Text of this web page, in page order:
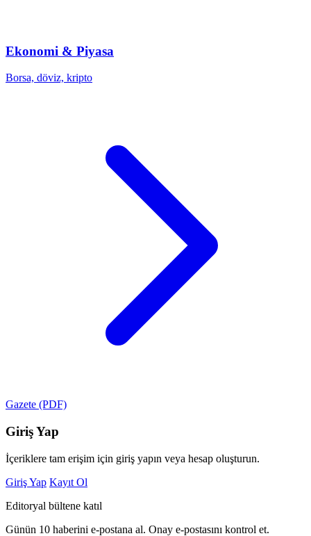
Ekonomi & Piyasa
Borsa, döviz, kripto
Gazete (PDF)
Giriş Yap
İçeriklere tam erişim için giriş yapın veya hesap oluşturun.
Giriş Yap Kayıt Ol
Editoryal bültene katıl
Günün 10 haberini e-postana al. Onay e-postasını kontrol et.